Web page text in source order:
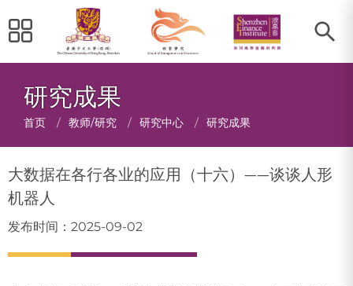
研究成果
面
包
屑
首页 / 教师/研究 / 研究中心 / 研究成果
大数据在各行各业的应用（十六）——谈谈人形
机器人
发布时间：2025-09-02